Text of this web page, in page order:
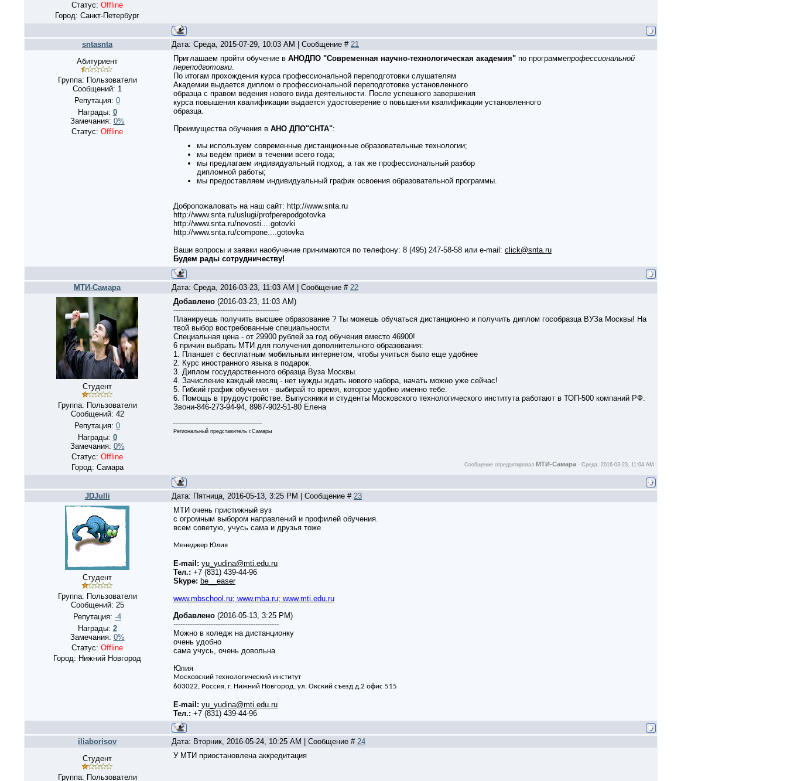
Статус: Offline
Город: Санкт-Петербург
sntasnta Дата: Среда, 2015-07-29, 10:03 AM | Сообщение # 21
Абитуриент
Группа: Пользователи
Сообщений: 1
Репутация: 0
Награды: 0
Замечания: 0%
Статус: Offline
Приглашаем пройти обучение в АНОДПО "Современная научно-технологическая академия" по программепрофессиональной
переподготовки.
По итогам прохождения курса профессиональной переподготовки слушателям
Академии выдается диплом о профессиональной переподготовке установленного
образца с правом ведения нового вида деятельности. После успешного завершения
курса повышения квалификации выдается удостоверение о повышении квалификации установленного
образца.
Преимущества обучения в АНО ДПО"СНТА":
мы используем современные дистанционные образовательные технологии;
мы ведём приём в течении всего года;
мы предлагаем индивидуальный подход, а так же профессиональный разбор
дипломной работы;
мы предоставляем индивидуальный график освоения образовательной программы.
Добропожаловать на наш сайт: http://www.snta.ru
http://www.snta.ru/uslugi/profperepodgotovka
http://www.snta.ru/novosti....gotovki
http://www.snta.ru/compone....gotovka
Ваши вопросы и заявки наобучение принимаются по телефону: 8 (495) 247-58-58 или e-mail: click@snta.ru
Будем рады сотрудничеству!
МТИ-Самара Дата: Среда, 2016-03-23, 11:03 AM | Сообщение # 22
Студент
Группа: Пользователи
Сообщений: 42
Репутация: 0
Награды: 0
Замечания: 0%
Статус: Offline
Город: Самара
Добавлено (2016-03-23, 11:03 AM)
---------------------------------------------
Планируешь получить высшее образование ? Ты можешь обучаться дистанционно и получить диплом гособразца ВУЗа Москвы! На
твой выбор востребованные специальности.
Специальная цена - от 29900 рублей за год обучения вместо 46900!
6 причин выбрать МТИ для получения дополнительного образования:
1. Планшет с бесплатным мобильным интернетом, чтобы учиться было еще удобнее
2. Курс иностранного языка в подарок.
3. Диплом государственного образца Вуза Москвы.
4. Зачисление каждый месяц - нет нужды ждать нового набора, начать можно уже сейчас!
5. Гибкий график обучения - выбирай то время, которое удобно именно тебе.
6. Помощь в трудоустройстве. Выпускники и студенты Московского технологического института работают в ТОП-500 компаний РФ.
Звони-846-273-94-94, 8987-902-51-80 Елена
Региональный представитель г.Самары
Сообщение отредактировал МТИ-Самара - Среда, 2016-03-23, 11:04 AM
JDJulli Дата: Пятница, 2016-05-13, 3:25 PM | Сообщение # 23
Студент
Группа: Пользователи
Сообщений: 25
Репутация: -4
Награды: 2
Замечания: 0%
Статус: Offline
Город: Нижний Новгород
МТИ очень пристижный вуз
с огромным выбором направлений и профилей обучения.
всем советую, учусь сама и друзья тоже
Менеджер Юлия
E-mail: yu_yudina@mti.edu.ru
Тел.: +7 (831) 439-44-96
Skype: be__easer
www.mbschool.ru; www.mba.ru; www.mti.edu.ru
Добавлено (2016-05-13, 3:25 PM)
---------------------------------------------
Можно в коледж на дистанционку
очень удобно
сама учусь, очень довольна
Юлия
Московский технологический институт
603022, Россия, г. Нижний Новгород, ул. Окский съезд д.2 офис 515
E-mail: yu_yudina@mti.edu.ru
Тел.: +7 (831) 439-44-96
iliaborisov Дата: Вторник, 2016-05-24, 10:25 AM | Сообщение # 24
Студент
Группа: Пользователи
У МТИ приостановлена аккредитация